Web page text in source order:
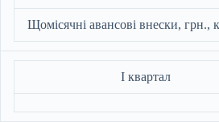
Щомісячні авансові внески, грн.,
І квартал